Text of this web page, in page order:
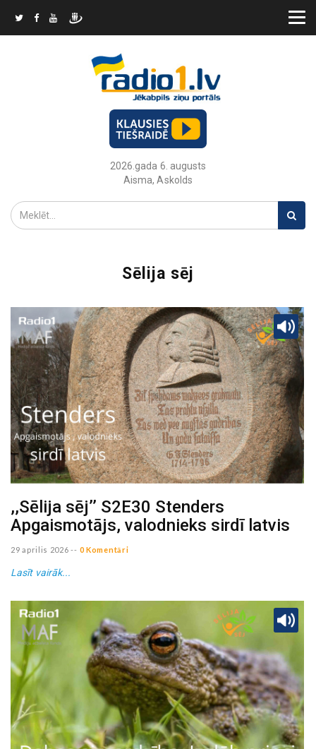
2026.gada 6. augusts
Aisma, Askolds
Sēlija sēj
,,Sēlija sēj’’ S2E30 Stenders
Apgaismotājs, valodnieks sirdī latvis
29 aprilis 2026 -- 0 Komentāri
Lasīt vairāk...